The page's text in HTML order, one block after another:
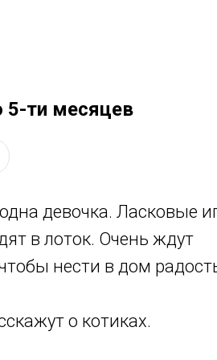
ти месяцев
девочка. Ласковые
в лоток. Очень ждут
нести в дом
о котиках.